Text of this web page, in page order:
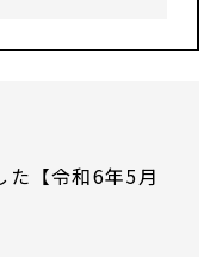
た【令和6年5月